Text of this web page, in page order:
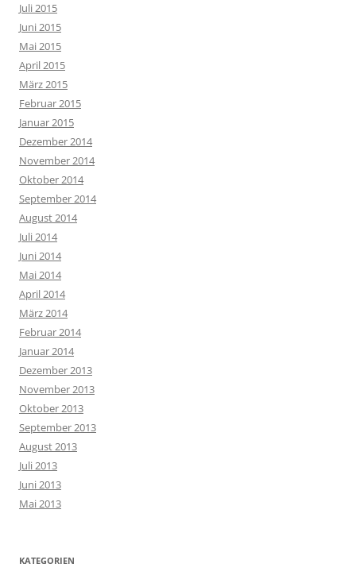
Juli 2015
Juni 2015
Mai 2015
April 2015
März 2015
Februar 2015
Januar 2015
Dezember 2014
November 2014
Oktober 2014
September 2014
August 2014
Juli 2014
Juni 2014
Mai 2014
April 2014
März 2014
Februar 2014
Januar 2014
Dezember 2013
November 2013
Oktober 2013
September 2013
August 2013
Juli 2013
Juni 2013
Mai 2013
KATEGORIEN